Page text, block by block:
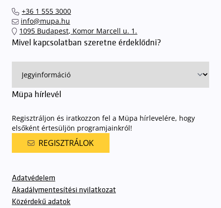
találhassák meg a legideálisabb parkolóhelyet és
érkezhessenek meg előadásainkra
sorompókat rendszámfelismerő automatika nyitja.
ingyenes azon vendégeink számára, akik egy aznapi fizetős
rendjének részletes leírásaelérhető itt.
+36 1 555 3000
info@mupa.hu
1095 Budapest, Komor Marcell u. 1.
Mivel kapcsolatban szeretne érdeklődni?
Müpa hírlevél
Regisztráljon és iratkozzon fel a Müpa hírlevelére, hogy
elsőként értesüljön programjainkról!
REGISZTRÁLOK
Adatvédelem
Akadálymentesítési nyilatkozat
Közérdekű adatok